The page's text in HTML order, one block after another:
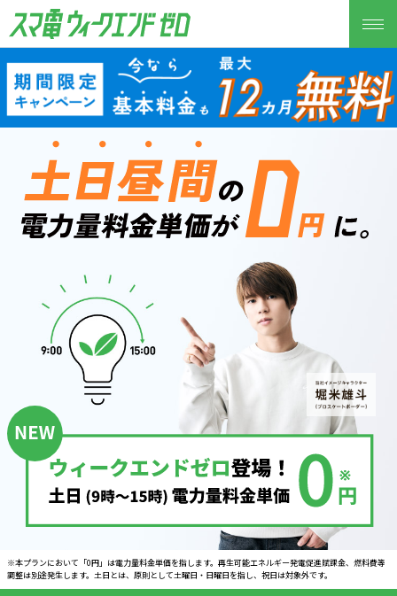
※本プランにおいて「0円」は電力量料金単価を指します。再生可能エネルギー発電促進賦課金、 燃料費等
調整は別途発生します。土日とは、原則として土曜日・日曜日を指し、祝日は対象外です。